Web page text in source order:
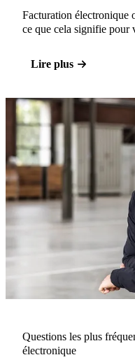
Facturation électronique
ce que cela signifie pour
Lire plus
Questions les plus
électronique